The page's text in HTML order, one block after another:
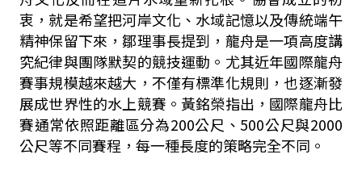
衷，就是希望把河岸文化、水域記憶以及傳統端午
精神保留下來，鄒理事長提到，龍舟是一項高度講
究紀律與團隊默契的競技運動。尤其近年國際龍舟
賽事規模越來越大，不僅有標準化規則，也逐漸發
展成世界性的水上競賽。黃銘榮指出，國際龍舟比
賽通常依照距離區分為200公尺、 500公尺與2000
公尺等不同賽程，每一種長度的策略完全不同。